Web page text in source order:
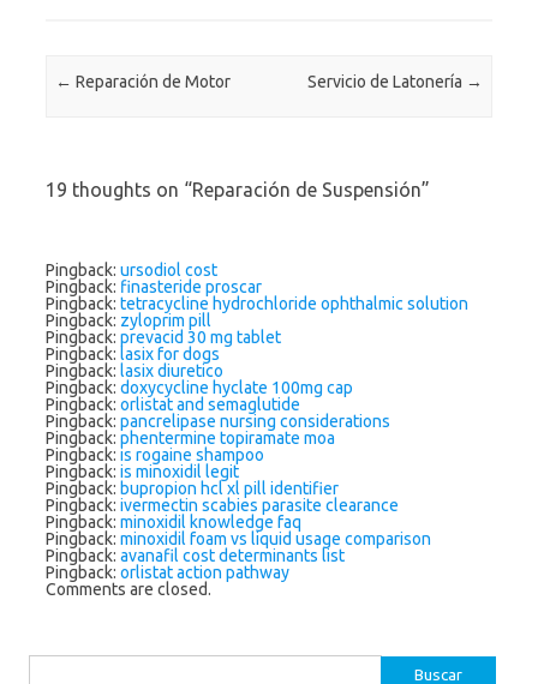
Post navigation
← Reparación de Motor Servicio de Latonería →
19 thoughts on “Reparación de Suspensión”
Pingback: ursodiol cost
Pingback: finasteride proscar
Pingback: tetracycline hydrochloride ophthalmic solution
Pingback: zyloprim pill
Pingback: prevacid 30 mg tablet
Pingback: lasix for dogs
Pingback: lasix diuretico
Pingback: doxycycline hyclate 100mg cap
Pingback: orlistat and semaglutide
Pingback: pancrelipase nursing considerations
Pingback: phentermine topiramate moa
Pingback: is rogaine shampoo
Pingback: is minoxidil legit
Pingback: bupropion hcl xl pill identifier
Pingback: ivermectin scabies parasite clearance
Pingback: minoxidil knowledge faq
Pingback: minoxidil foam vs liquid usage comparison
Pingback: avanafil cost determinants list
Pingback: orlistat action pathway
Comments are closed.